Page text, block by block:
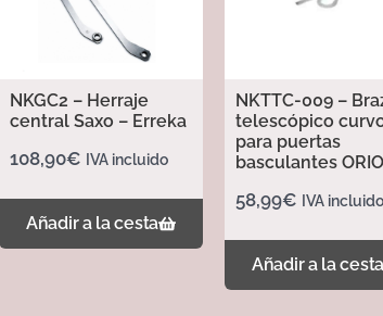
NKGC2 – Herraje
central Saxo – Erreka
108,90€ IVA incluido
Añadir a la cesta
NKTTC-009 –
telescópico
para puertas
basculantes
58,99€ IVA incluido
Añadir a la cesta